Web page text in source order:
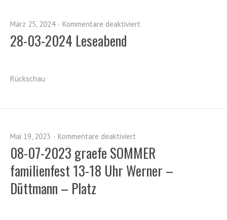
März 25, 2024 Kommentare deaktiviert
28-03-2024 Leseabend
Rückschau
Mai 19, 2023 Kommentare deaktiviert
08-07-2023 graefe SOMMER
familienfest 13-18 Uhr Werner –
Düttmann – Platz